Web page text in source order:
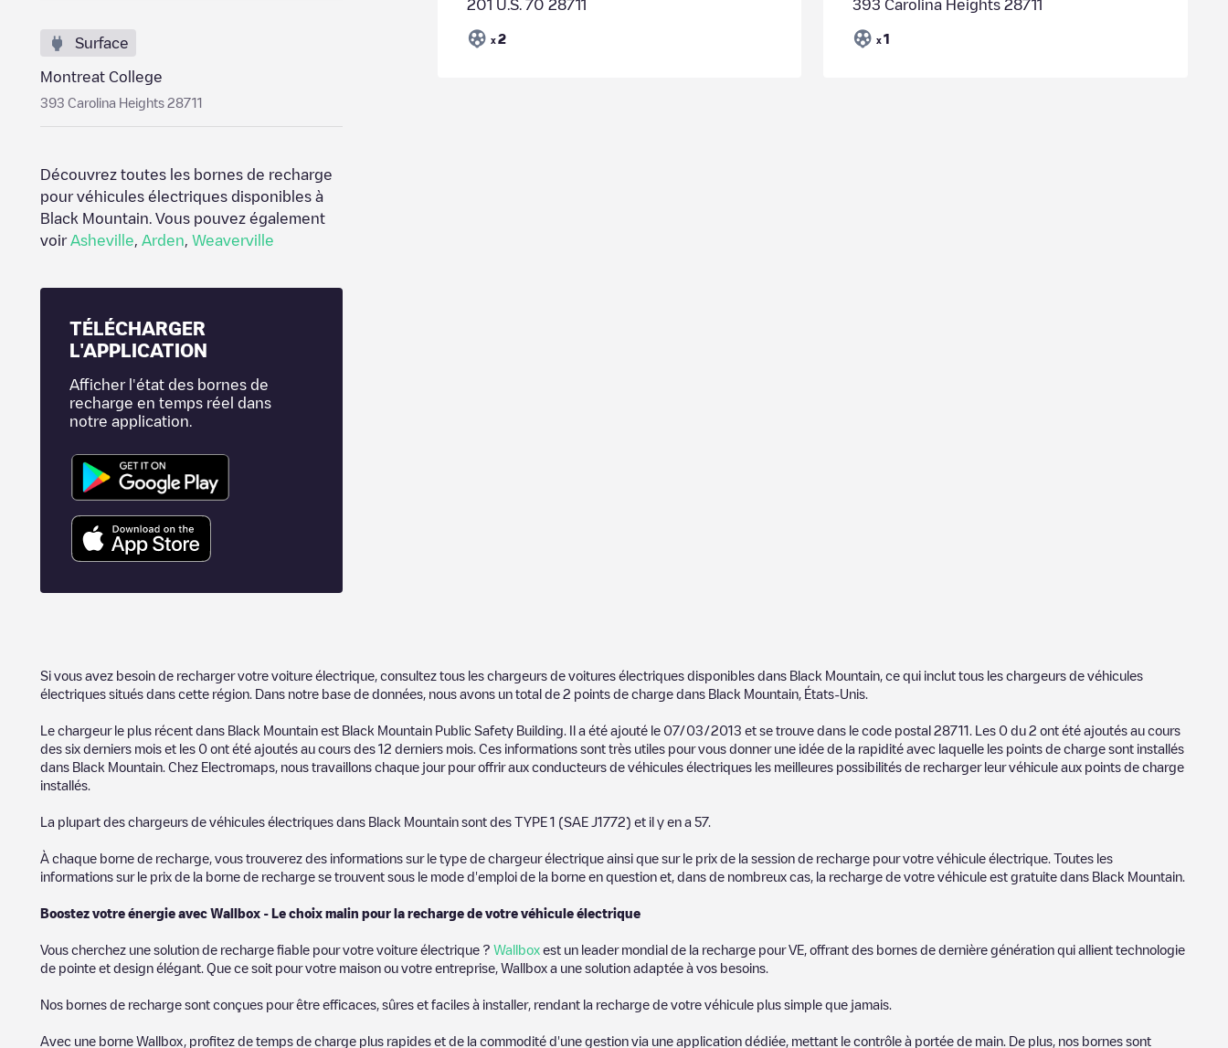
Surface
Montreat College
393 Carolina Heights 28711
Découvrez toutes les bornes de recharge
pour véhicules électriques disponibles à
Black Mountain . Vous pouvez également
voir Asheville Arden Weaverville
TÉLÉCHARGER
L'APPLICATION
Afficher l'état des bornes de
recharge en temps réel dans
notre application.
201 U.S. 70 28711
x 2
393 Carolina Heights 28711
x 1
Si vous avez besoin de recharger votre voiture électrique, consultez tous les chargeurs de voitures électriques disponibles dans Black Mountain , ce qui inclut tous les chargeurs de véhicules
électriques situés dans cette région. Dans notre base de données, nous avons un total de 2 points de charge dans Black Mountain États-Unis
Le chargeur le plus récent dans Black Mountain est Black Mountain Public Safety Building . Il a été ajouté le 07/03/2013 et se trouve dans le code postal 28711 . Les 0 du 2 ont été ajoutés au cours
des six derniers mois et les 0 ont été ajoutés au cours des 12 derniers mois. Ces informations sont très utiles pour vous donner une idée de la rapidité avec laquelle les points de charge sont installés
dans Black Mountain . Chez Electromaps, nous travaillons chaque jour pour offrir aux conducteurs de véhicules électriques les meilleures possibilités de recharger leur véhicule aux points de charge
installés.
La plupart des chargeurs de véhicules électriques dans Black Mountain sont des TYPE 1 (SAE J1772) et il y en a 57.
À chaque borne de recharge, vous trouverez des informations sur le type de chargeur électrique ainsi que sur le prix de la session de recharge pour votre véhicule électrique. Toutes les
informations sur le prix de la borne de recharge se trouvent sous le mode d'emploi de la borne en question et, dans de nombreux cas, la recharge de votre véhicule est gratuite dans Black Mountain
Boostez votre énergie avec Wallbox - Le choix malin pour la recharge de votre véhicule électrique
Vous cherchez une solution de recharge fiable pour votre voiture électrique ? Wallbox est un leader mondial de la recharge pour VE, offrant des bornes de dernière génération qui allient technologie
de pointe et design élégant. Que ce soit pour votre maison ou votre entreprise, Wallbox a une solution adaptée à vos besoins.
Nos bornes de recharge sont conçues pour être efficaces, sûres et faciles à installer, rendant la recharge de votre véhicule plus simple que jamais.
Avec une borne Wallbox, profitez de temps de charge plus rapides et de la commodité d'une gestion via une application dédiée, mettant le contrôle à portée de main. De plus, nos bornes sont